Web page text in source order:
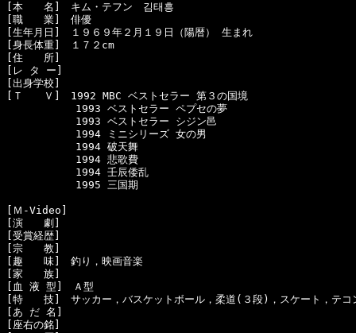
[本　　名]　キム・テフン　김태흥
[職　　業]　俳優
[生年月日]　１９６９年２月１９日（陽暦） 生まれ
[身長体重]　１７２cm
[住　　所]
[レ タ ー]
[出身学校]
[Ｔ　　Ｖ]　1992 MBC ベストセラー 第３の国境
      　　　1993 ベストセラー ペプセの夢
      　　　1993 ベストセラー シジン邑
      　　　1994 ミニシリーズ 女の男
      　　　1994 破天舞
      　　　1994 悲歌費
      　　　1994 壬辰倭乱
      　　　1995 三国期
[Ｍ-Video]
[演　　劇]
[受賞経歴]
[宗　　教]
[趣　　味]　釣り，映画音楽
[家　　族]
[血 液 型]　Ａ型
[特　　技]　サッカー，バスケットボール，柔道(３段)，スケート，テ
[あ だ 名]
[座右の銘]